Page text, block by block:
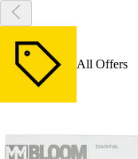
All Offers